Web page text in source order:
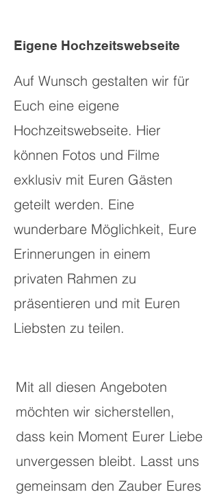
Eigene Hochzeitswebseite
Auf Wunsch gestalten wir für
Euch eine eigene
Hochzeitswebseite. Hier
können Fotos und Filme
exklusiv mit Euren Gästen
geteilt werden. Eine
wunderbare Möglichkeit, Eure
Erinnerungen in einem
privaten Rahmen zu
präsentieren und mit Euren
Liebsten zu teilen.
Mit all diesen Angeboten
möchten wir sicherstellen,
dass kein Moment Eurer Liebe
unvergessen bleibt. Lasst uns
gemeinsam den Zauber Eures